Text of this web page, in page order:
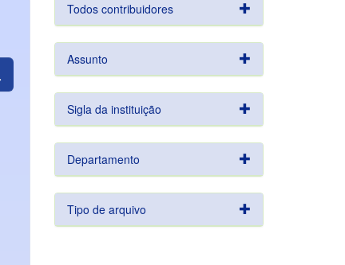
Todos contribuidores
Assunto
Sigla da instituição
Departamento
Tipo de arquivo